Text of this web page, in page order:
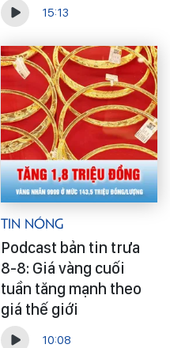
15:13
Tin Nóng
Podcast bản tin trưa
8-8: Giá vàng cuối
tuần tăng mạnh theo
giá thế giới
10:08